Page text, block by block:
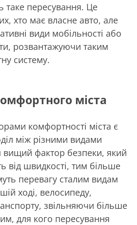
пересування. Це
хто має власне авто, але
види мобільності або
розвантажуючи таким
систему.
міста
комфортності міста є
між різними видами
вищий фактор безпеки, який
від швидкості, тим більше
перевагу сталим видам
ході, велосипеду,
звільняючи більше
для кого пересування